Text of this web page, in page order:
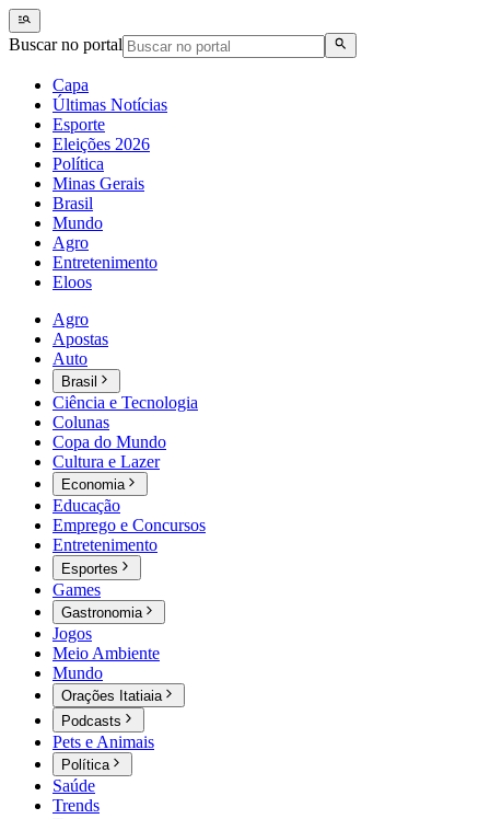
Buscar no portal
Capa
Últimas Notícias
Esporte
Eleições 2026
Política
Minas Gerais
Brasil
Mundo
Agro
Entretenimento
Eloos
Agro
Apostas
Auto
Brasil
Ciência e Tecnologia
Colunas
Copa do Mundo
Cultura e Lazer
Economia
Educação
Emprego e Concursos
Entretenimento
Esportes
Games
Gastronomia
Jogos
Meio Ambiente
Mundo
Orações Itatiaia
Podcasts
Pets e Animais
Política
Saúde
Trends